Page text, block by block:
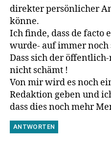
direkter persönlicher
könne.
Ich finde, dass de facto
wurde- auf immer noch
Dass sich der
nicht schämt !
Von mir wird es noch
Redaktion geben und
dass dies noch mehr
ANTWORTEN